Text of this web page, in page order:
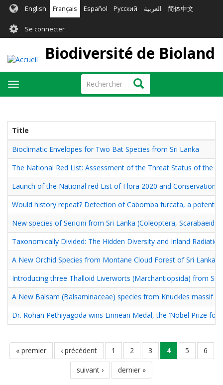
Aller
contenu
principal
English Français Español Русский العربية 简体中文
User
account
menu
Se connecter
Biodiversité de Bioland
Rechercher Rechercher
Toggle
navigation
Title
Bioclimatic Envelopes for Two Bat Species from Sri Lanka
The National Red List: Assessment of the Threat Status of the
Launch of the National red List of Flora 2020 and Conservation
Would history repeat? Detection of Cabomba furcata, a
New species of Sericini from Sri Lanka (Coleoptera,
Taxonomically Divided: The Hidden Diversity and Inland
A New Orchid Species from Montane Cloud Forest of Sri Lanka
Introducing three Thalloid Liverworts (Marchantiopsida) from Sri
A New Balsam (Balsaminaceae) species from Knuckles massif
Dr. Rohan Pethiyagoda wins Linnean Medal, the ‘Nobel Prize for
Pagination
première
page
« premier
page
précédente
‹ précédent page
1 page
2 page
3
page
courante
4 page
5 page
6
page
suivante
suivant ›
dernière
page
dernier »